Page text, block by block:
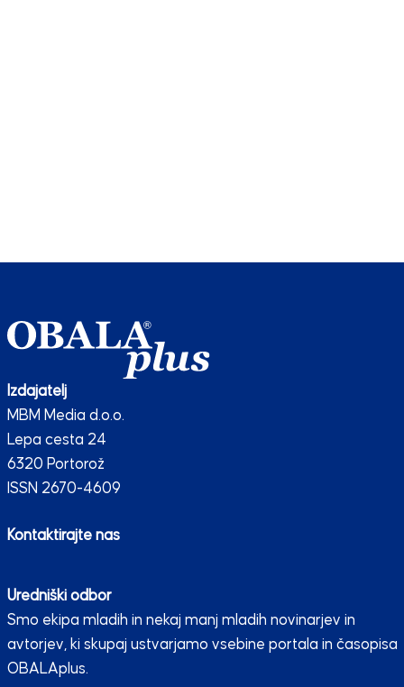
Izdajatelj
MBM Media d.o.o.
Lepa cesta 24
6320 Portorož
ISSN 2670-4609
Kontaktirajte nas
Uredniški odbor
Smo ekipa mladih in nekaj manj mladih novinarjev in
avtorjev, ki skupaj ustvarjamo vsebine portala in časopisa
OBALAplus.